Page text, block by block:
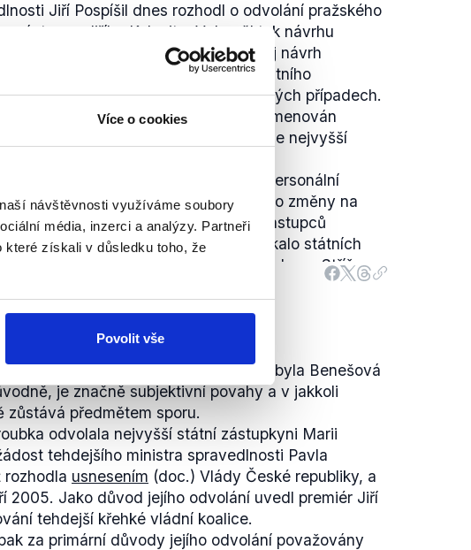
Více o cookies
návštěvnosti využíváme soubory
média, inzerci a analýzy. Partneři
získali v důsledku toho, že
Povolit vše
Jiří Pospíšil dnes rozhodl o odvolání pražského
zástupce Jiřího Kulvejta. Vyhověl tak návrhu
Renáty Vesecké, která svůj návrh
pohledem na řízení Vrchního státního
a poukázala na průtahy v některých případech.
Kulvejta byl v následujících dnech jmenován
kterého ministrovi navrhla do funkce nejvyšší
Renáta Vesecká také některé další personální
to, že byly prezentovány spíše jako změny na
s odvoláváním některých státních zástupců
tedy tak chápat. Konkrétně se to týkalo státních
Romana Hájka, Lumíra Crhy, Igora Stříže a
informovala ČTK. Tuto zprávu poté převzaly i
za neověřitelný, neboť otázka, zda byla Benešová
je značně subjektivní povahy a v jakkoli
zůstává předmětem sporu.
odvolala nejvyšší státní zástupkyni Marii
tehdejšího ministra spravedlnosti Pavla
rozhodla usnesením (doc.) Vlády České republiky, a
2005. Jako důvod jejího odvolání uvedl premiér Jiří
tehdejší křehké vládní koalice.
za primární důvody jejího odvolání považovány